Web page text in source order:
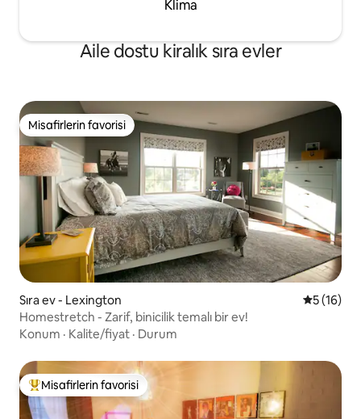
Klima
Aile dostu kiralık sıra evler
Misafirlerin favorisi
Misafirlerin favorisi
Sıra ev - Lexington 55 (16)
Homestretch - Zarif, binicilik temalı bir ev!
Konum · Kalite/fiyat · Durum
Misafirlerin favorilerinden en beğenilenler arasında
Misafirlerin favorisi